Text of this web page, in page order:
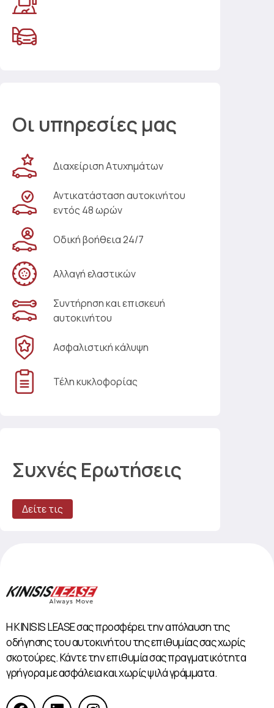
Οι υπηρεσίες μας
Διαχείριση Ατυχημάτων
Αντικατάσταση αυτοκινήτου
εντός 48 ωρών
Οδική βοήθεια 24/7
Αλλαγή ελαστικών
Συντήρηση και επισκευή
αυτοκινήτου
Ασφαλιστική κάλυψη
Τέλη κυκλοφορίας
Συχνές Ερωτήσεις
Δείτε τις
Η KINISIS LEASE σας προσφέρει την απόλαυση της
οδήγησης του αυτοκινήτου της επιθυμίας σας χωρίς
σκοτούρες. Κάντε την επιθυμία σας πραγματικότητα
γρήγορα με ασφάλεια και χωρίς ψιλά γράμματα.